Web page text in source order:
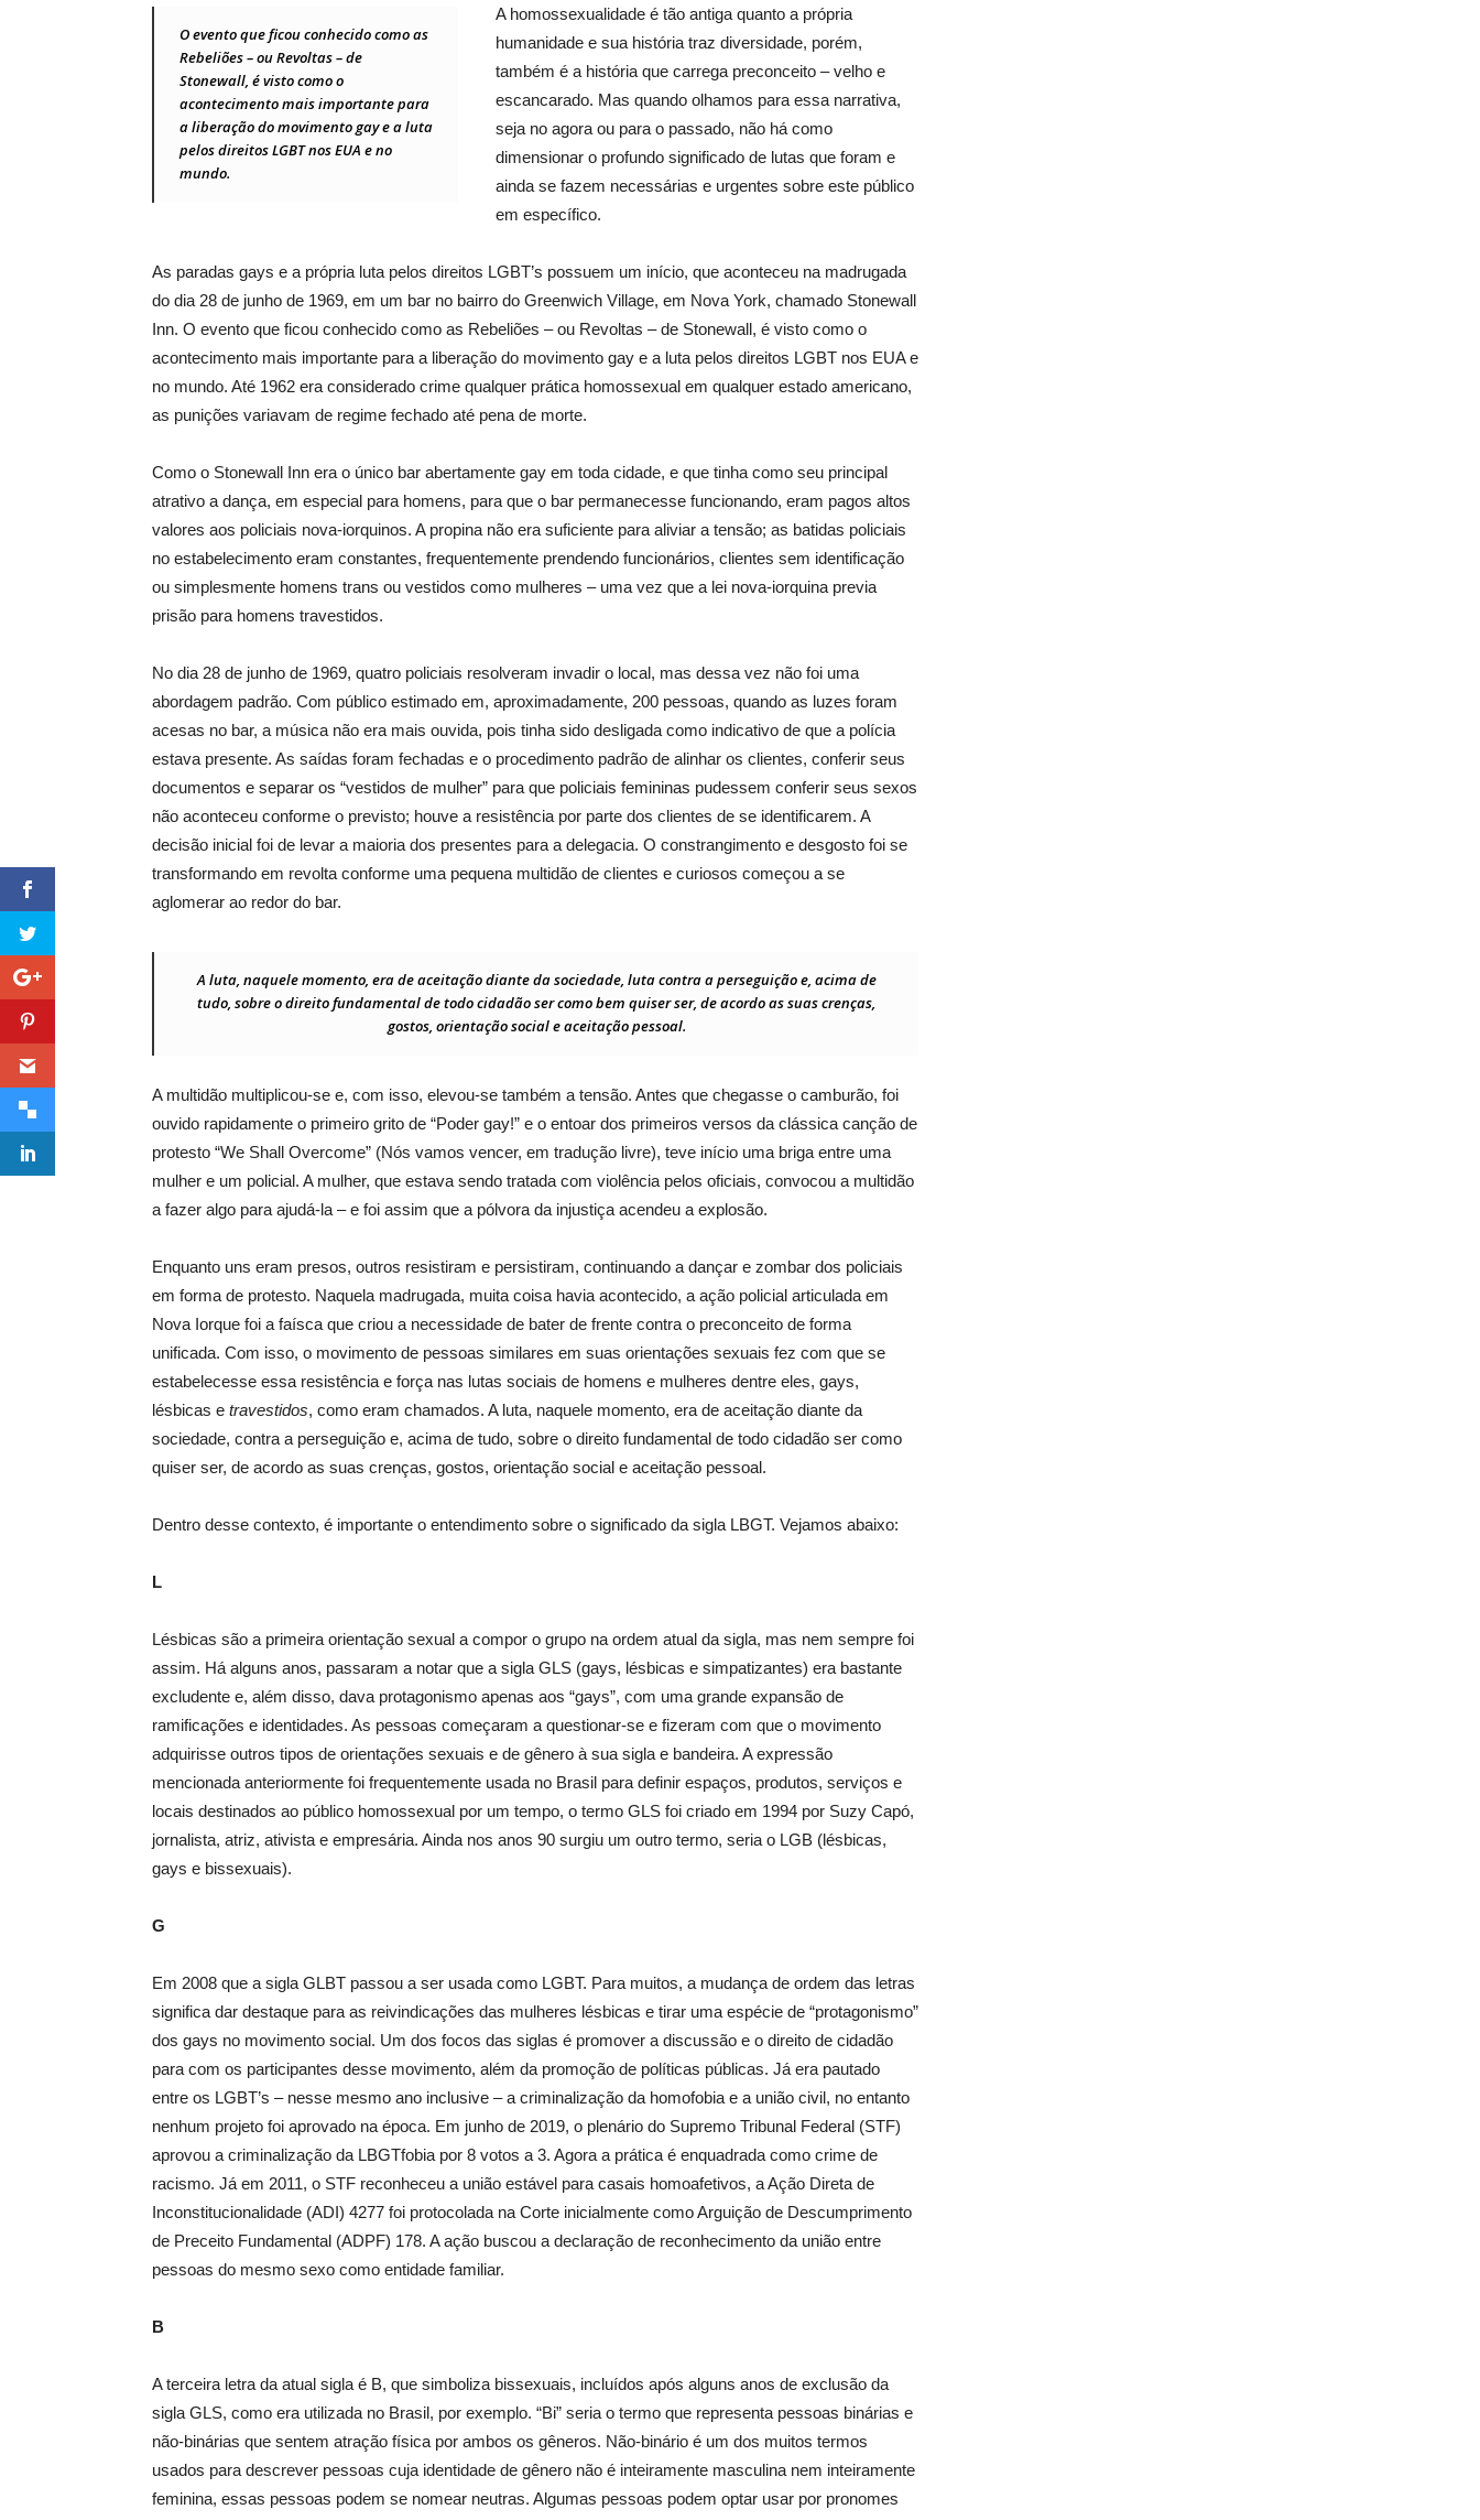
O evento que ficou conhecido como as
Rebeliões – ou Revoltas – de
Stonewall, é visto como o
acontecimento mais importante para
a liberação do movimento gay e a luta
pelos direitos LGBT nos EUA e no
mundo.
A homossexualidade é tão antiga quanto a própria
humanidade e sua história traz diversidade, porém,
também é a história que carrega preconceito – velho e
escancarado. Mas quando olhamos para essa narrativa,
seja no agora ou para o passado, não há como
dimensionar o profundo significado de lutas que foram e
ainda se fazem necessárias e urgentes sobre este público
em específico.
As paradas gays e a própria luta pelos direitos LGBT’s possuem um início, que aconteceu na madrugada
do dia 28 de junho de 1969, em um bar no bairro do Greenwich Village, em Nova York, chamado Stonewall
Inn. O evento que ficou conhecido como as Rebeliões – ou Revoltas – de Stonewall, é visto como o
acontecimento mais importante para a liberação do movimento gay e a luta pelos direitos LGBT nos EUA e
no mundo. Até 1962 era considerado crime qualquer prática homossexual em qualquer estado americano,
as punições variavam de regime fechado até pena de morte.
Como o Stonewall Inn era o único bar abertamente gay em toda cidade, e que tinha como seu principal
atrativo a dança, em especial para homens, para que o bar permanecesse funcionando, eram pagos altos
valores aos policiais nova-iorquinos. A propina não era suficiente para aliviar a tensão; as batidas policiais
no estabelecimento eram constantes, frequentemente prendendo funcionários, clientes sem identificação
ou simplesmente homens trans ou vestidos como mulheres – uma vez que a lei nova-iorquina previa
prisão para homens travestidos.
No dia 28 de junho de 1969, quatro policiais resolveram invadir o local, mas dessa vez não foi uma
abordagem padrão. Com público estimado em, aproximadamente, 200 pessoas, quando as luzes foram
acesas no bar, a música não era mais ouvida, pois tinha sido desligada como indicativo de que a polícia
estava presente. As saídas foram fechadas e o procedimento padrão de alinhar os clientes, conferir seus
documentos e separar os “vestidos de mulher” para que policiais femininas pudessem conferir seus sexos
não aconteceu conforme o previsto; houve a resistência por parte dos clientes de se identificarem. A
decisão inicial foi de levar a maioria dos presentes para a delegacia. O constrangimento e desgosto foi se
transformando em revolta conforme uma pequena multidão de clientes e curiosos começou a se
aglomerar ao redor do bar.
A luta, naquele momento, era de aceitação diante da sociedade, luta contra a perseguição e, acima de
tudo, sobre o direito fundamental de todo cidadão ser como bem quiser ser, de acordo as suas crenças,
gostos, orientação social e aceitação pessoal.
A multidão multiplicou-se e, com isso, elevou-se também a tensão. Antes que chegasse o camburão, foi
ouvido rapidamente o primeiro grito de “Poder gay!” e o entoar dos primeiros versos da clássica canção de
protesto “We Shall Overcome” (Nós vamos vencer, em tradução livre), teve início uma briga entre uma
mulher e um policial. A mulher, que estava sendo tratada com violência pelos oficiais, convocou a multidão
a fazer algo para ajudá-la – e foi assim que a pólvora da injustiça acendeu a explosão.
Enquanto uns eram presos, outros resistiram e persistiram, continuando a dançar e zombar dos policiais
em forma de protesto. Naquela madrugada, muita coisa havia acontecido, a ação policial articulada em
Nova Iorque foi a faísca que criou a necessidade de bater de frente contra o preconceito de forma
unificada. Com isso, o movimento de pessoas similares em suas orientações sexuais fez com que se
estabelecesse essa resistência e força nas lutas sociais de homens e mulheres dentre eles, gays,
lésbicas e travestidos, como eram chamados. A luta, naquele momento, era de aceitação diante da
sociedade, contra a perseguição e, acima de tudo, sobre o direito fundamental de todo cidadão ser como
quiser ser, de acordo as suas crenças, gostos, orientação social e aceitação pessoal.
Dentro desse contexto, é importante o entendimento sobre o significado da sigla LBGT. Vejamos abaixo:
L
Lésbicas são a primeira orientação sexual a compor o grupo na ordem atual da sigla, mas nem sempre foi
assim. Há alguns anos, passaram a notar que a sigla GLS (gays, lésbicas e simpatizantes) era bastante
excludente e, além disso, dava protagonismo apenas aos “gays”, com uma grande expansão de
ramificações e identidades. As pessoas começaram a questionar-se e fizeram com que o movimento
adquirisse outros tipos de orientações sexuais e de gênero à sua sigla e bandeira. A expressão
mencionada anteriormente foi frequentemente usada no Brasil para definir espaços, produtos, serviços e
locais destinados ao público homossexual por um tempo, o termo GLS foi criado em 1994 por Suzy Capó,
jornalista, atriz, ativista e empresária. Ainda nos anos 90 surgiu um outro termo, seria o LGB (lésbicas,
gays e bissexuais).
G
Em 2008 que a sigla GLBT passou a ser usada como LGBT. Para muitos, a mudança de ordem das letras
significa dar destaque para as reivindicações das mulheres lésbicas e tirar uma espécie de “protagonismo”
dos gays no movimento social. Um dos focos das siglas é promover a discussão e o direito de cidadão
para com os participantes desse movimento, além da promoção de políticas públicas. Já era pautado
entre os LGBT’s – nesse mesmo ano inclusive – a criminalização da homofobia e a união civil, no entanto
nenhum projeto foi aprovado na época. Em junho de 2019, o plenário do Supremo Tribunal Federal (STF)
aprovou a criminalização da LBGTfobia por 8 votos a 3. Agora a prática é enquadrada como crime de
racismo. Já em 2011, o STF reconheceu a união estável para casais homoafetivos, a Ação Direta de
Inconstitucionalidade (ADI) 4277 foi protocolada na Corte inicialmente como Arguição de Descumprimento
de Preceito Fundamental (ADPF) 178. A ação buscou a declaração de reconhecimento da união entre
pessoas do mesmo sexo como entidade familiar.
B
A terceira letra da atual sigla é B, que simboliza bissexuais, incluídos após alguns anos de exclusão da
sigla GLS, como era utilizada no Brasil, por exemplo. “Bi” seria o termo que representa pessoas binárias e
não-binárias que sentem atração física por ambos os gêneros. Não-binário é um dos muitos termos
usados para descrever pessoas cuja identidade de gênero não é inteiramente masculina nem inteiramente
feminina, essas pessoas podem se nomear neutras. Algumas pessoas podem optar usar por pronomes